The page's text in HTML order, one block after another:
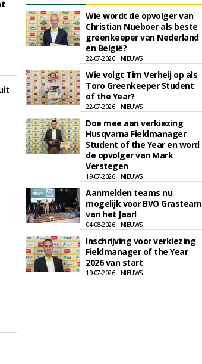
Wie wordt de opvolger van
Christian Nueboer als beste
greenkeeper van Nederland
en België?
22-07-2026 | NIEUWS
Wie volgt Tim Verheij op als
Toro Greenkeeper Student
of the Year?
22-07-2026 | NIEUWS
Doe mee aan verkiezing
Husqvarna Fieldmanager
Student of the Year en word
de opvolger van Mark
Verstegen
19-07-2026 | NIEUWS
Aanmelden teams nu
mogelijk voor BVO Grasteam
van het Jaar!
04-08-2026 | NIEUWS
Inschrijving voor verkiezing
Fieldmanager of the Year
2026 van start
19-07-2026 | NIEUWS